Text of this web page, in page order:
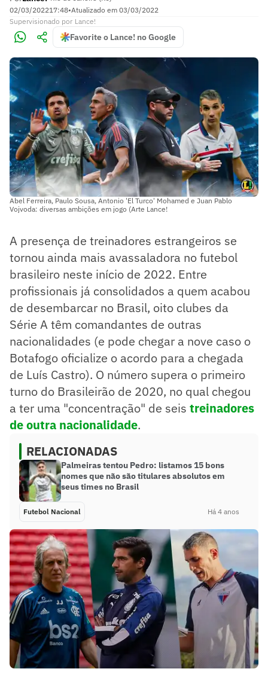
02/03/202217:48•Atualizado em 03/03/2022
Supervisionado por Lance!
Favorite o Lance! no Google
Abel Ferreira, Paulo Sousa, Antonio 'El Turco' Mohamed e Juan Pablo
Vojvoda: diversas ambições em jogo (Arte Lance!
A presença de treinadores estrangeiros se
tornou ainda mais avassaladora no futebol
brasileiro neste início de 2022. Entre
profissionais já consolidados a quem acabou
de desembarcar no Brasil, oito clubes da
Série A têm comandantes de outras
nacionalidades (e pode chegar a nove caso o
Botafogo oficialize o acordo para a chegada
de Luís Castro). O número supera o primeiro
turno do Brasileirão de 2020, no qual chegou
a ter uma "concentração" de seis treinadores
de outra nacionalidade.
RELACIONADAS
Palmeiras tentou Pedro: listamos 15 bons
nomes que não são titulares absolutos em
seus times no Brasil
Futebol Nacional Há 4 anos
FEITOS QUE ABREM FRONTEIRAS